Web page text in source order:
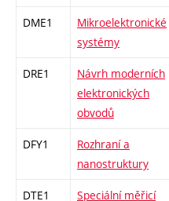
DME1
Mikroelektronické
systémy
DRE1
Návrh moderních
elektronických
obvodů
DFY1
Rozhraní a
nanostruktury
DTE1 Speciální měřicí